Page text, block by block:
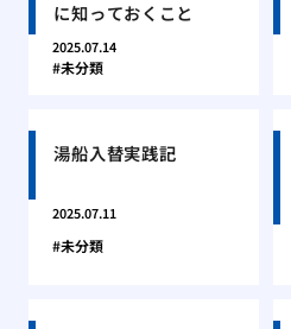
に知っておくこと
2025.07.14
未分類
湯船入替実践記
2025.07.11
未分類